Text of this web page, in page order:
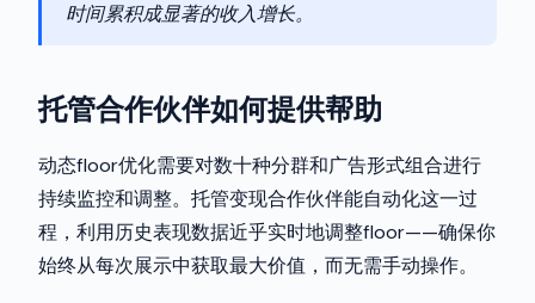
时间累积成显著的收入增长。
托管合作伙伴如何提供帮助
动态floor优化需要对数十种分群和广告形式组合进行
持续监控和调整。托管变现合作伙伴能自动化这一过
程，利用历史表现数据近乎实时地调整floor——确保你
始终从每次展示中获取最大价值，而无需手动操作。